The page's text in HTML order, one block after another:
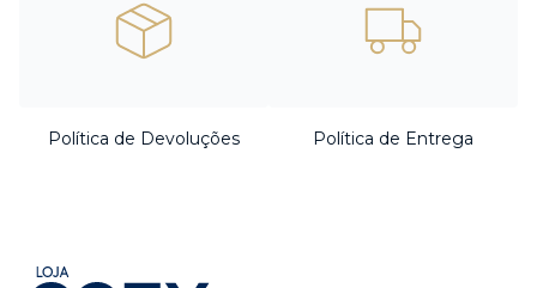
Política de Devoluções Política de Entrega